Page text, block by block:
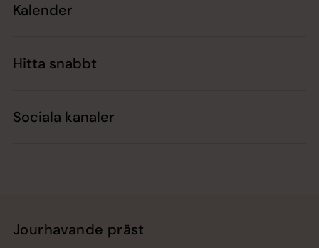
Kalender
Hitta snabbt
Sociala kanaler
Jourhavande präst